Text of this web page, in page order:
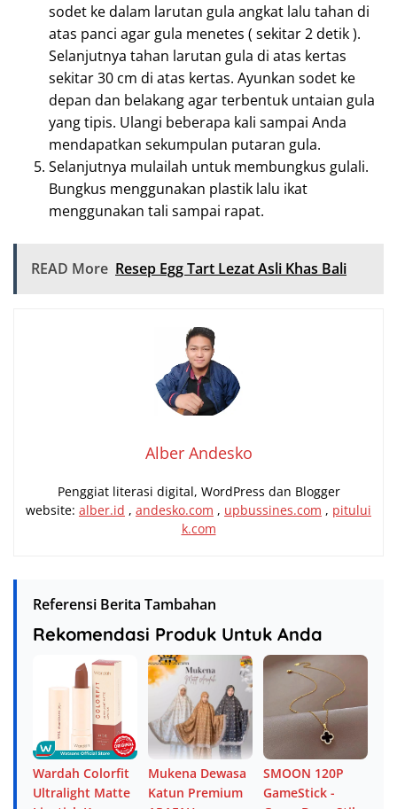
sodet ke dalam larutan gula angkat lalu tahan di
atas panci agar gula menetes ( sekitar 2 detik ).
Selanjutnya tahan larutan gula di atas kertas
sekitar 30 cm di atas kertas. Ayunkan sodet ke
depan dan belakang agar terbentuk untaian gula
yang tipis. Ulangi beberapa kali sampai Anda
mendapatkan sekumpulan putaran gula.
Selanjutnya mulailah untuk membungkus gulali.
Bungkus menggunakan plastik lalu ikat
menggunakan tali sampai rapat.
READ More Resep Egg Tart Lezat Asli Khas Bali
Alber Andesko
Penggiat literasi digital, WordPress dan Blogger
website: alber.id , andesko.com , upbussines.com , pitului
k.com
Referensi Berita Tambahan
Rekomendasi Produk Untuk Anda
Wardah Colorfit
Ultralight Matte
Mukena Dewasa
Katun Premium
SMOON 120P
GameStick -